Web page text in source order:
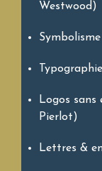
Westwood)
Logos
Pierlot)
Lettres &